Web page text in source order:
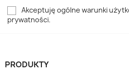
Akceptuję ogólne warunki
prywatności.
PRODUKTY